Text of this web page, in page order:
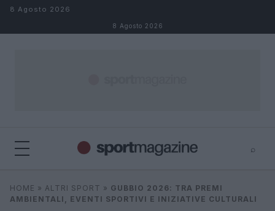
Salta al contenuto
8 Agosto 2026
8 Agosto 2026
⌕
Cerca
HOME » ALTRI SPORT » GUBBIO 2026: TRA PREMI
AMBIENTALI, EVENTI SPORTIVI E INIZIATIVE CULTURALI